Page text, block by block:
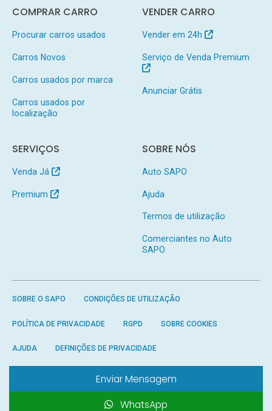
Enviar Mensagem
WhatsApp
COMPRAR CARRO
Procurar carros usados
Carros Novos
Carros usados por marca
Carros usados por
localização
VENDER CARRO
Vender em 24h
Serviço de Venda Premium
Anunciar Grátis
SERVIÇOS
Venda Já
Premium
SOBRE NÓS
Auto SAPO
Ajuda
Termos de utilização
Comerciantes no Auto
SAPO
SOBRE O SAPO CONDIÇÕES DE UTILIZAÇÃO
POLÍTICA DE PRIVACIDADE RGPD SOBRE COOKIES
AJUDA DEFINIÇÕES DE PRIVACIDADE